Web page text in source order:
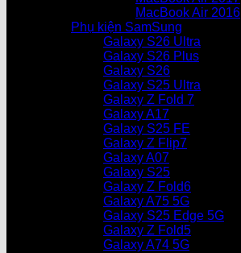
MacBook Air 2016
Phụ kiện SamSung
Galaxy S26 Ultra
Galaxy S26 Plus
Galaxy S26
Galaxy S25 Ultra
Galaxy Z Fold 7
Galaxy A17
Galaxy S25 FE
Galaxy Z Flip7
Galaxy A07
Galaxy S25
Galaxy Z Fold6
Galaxy A75 5G
Galaxy S25 Edge 5G
Galaxy Z Fold5
Galaxy A74 5G